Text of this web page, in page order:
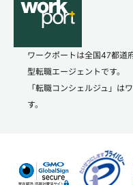
ワークポートは全国47都道
型転職エージェントです。
「転職コンシェルジュ」は
す。